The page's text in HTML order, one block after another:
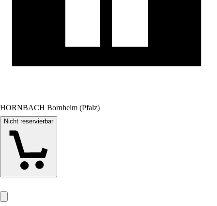
HORNBACH Bornheim (Pfalz)
Nicht reservierbar